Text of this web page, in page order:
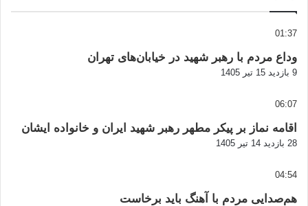
01:37
وداع مردم با رهبر شهید در خیابان‌های تهران
9 بازدید 15 تیر 1405
06:07
اقامه نماز بر پیکر مطهر رهبر شهید ایران و خانواده ایشان
28 بازدید 14 تیر 1405
04:54
هم‌صدایی مردم با آهنگ باید برخاست